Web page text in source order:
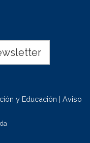
y Educación | Aviso